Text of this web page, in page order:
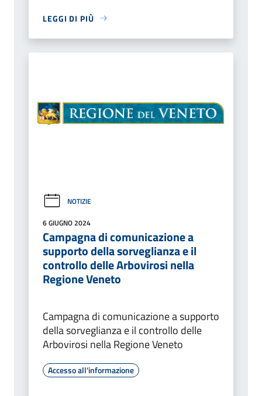
LEGGI DI PIÙ
NOTIZIE
6 GIUGNO 2024
Campagna di comunicazione a
supporto della sorveglianza e il
controllo delle Arbovirosi nella
Regione Veneto
Campagna di comunicazione a supporto
della sorveglianza e il controllo delle
Arbovirosi nella Regione Veneto
Accesso all'informazione